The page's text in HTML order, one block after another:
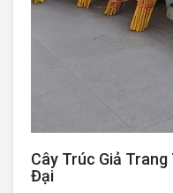
Cây Trúc Giả
Đại